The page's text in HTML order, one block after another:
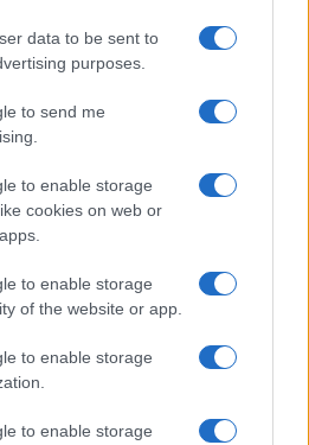
data to be sent to
purposes.
to send me
to enable storage
cookies on web or
to enable storage
of the website or app.
to enable storage
to enable storage
αυτής θα αποτελείται από
μεγάλο τελικό, μέσα από τους
τραγούδι που θα ταξιδέψει στην
προσέγγιση, η ΕΡΤ επιχειρεί
τη διαδραστικότητα και την
σε εθνικό επίπεδο.